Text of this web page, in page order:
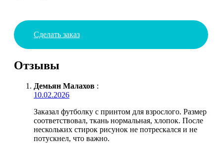
Сделать заказ
Отзывы
Демьян Малахов :
10.02.2026
Заказал футболку с принтом для взрослого. Размер
соответствовал, ткань нормальная, хлопок. После
нескольких стирок рисунок не потрескался и не
потускнел, что важно.